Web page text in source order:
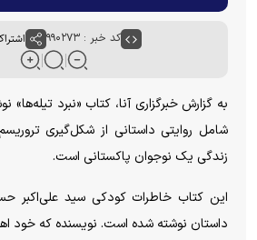
کد خبر : ۹۹۰۲۷۳
به گزارش خبرگزاری آنا، کتاب «نبرد
شامل روایتی داستانی از شکل‌گیری
زندگی یک نوجوان پاکستانی است.
این کتاب خاطرات کودکی سید علی‌اکبر
داستان نوشته شده است. نویسنده که خود